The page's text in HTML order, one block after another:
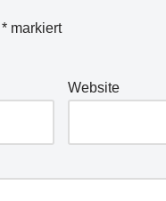
* markiert
Website